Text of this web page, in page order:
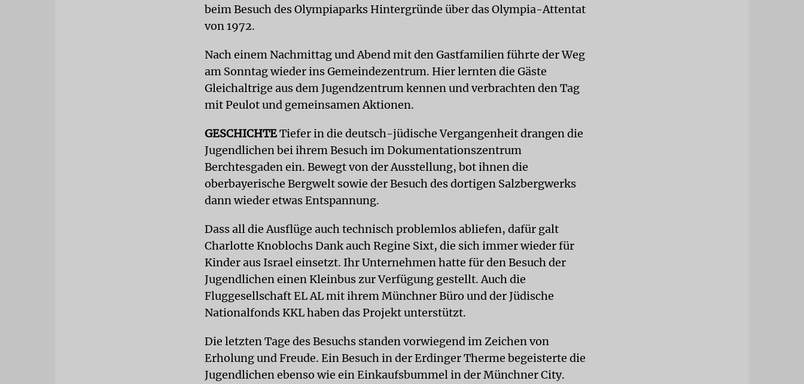
beim Besuch des Olympiaparks Hintergründe über das Olympia-Attentat
von 1972.
Nach einem Nachmittag und Abend mit den Gastfamilien führte der Weg
am Sonntag wieder ins Gemeindezentrum. Hier lernten die Gäste
Gleichaltrige aus dem Jugendzentrum kennen und verbrachten den Tag
mit Peulot und gemeinsamen Aktionen.
GESCHICHTETiefer in die deutsch-jüdische Vergangenheit drangen die
Jugendlichen bei ihrem Besuch im Dokumentationszentrum
Berchtesgaden ein. Bewegt von der Ausstellung, bot ihnen die
oberbayerische Bergwelt sowie der Besuch des dortigen Salzbergwerks
dann wieder etwas Entspannung.
Dass all die Ausflüge auch technisch problemlos abliefen, dafür galt
Charlotte Knoblochs Dank auch Regine Sixt, die sich immer wieder für
Kinder aus Israel einsetzt. Ihr Unternehmen hatte für den Besuch der
Jugendlichen einen Kleinbus zur Verfügung gestellt. Auch die
Fluggesellschaft EL AL mit ihrem Münchner Büro und der Jüdische
Nationalfonds KKL haben das Projekt unterstützt.
Die letzten Tage des Besuchs standen vorwiegend im Zeichen von
Erholung und Freude. Ein Besuch in der Erdinger Therme begeisterte die
Jugendlichen ebenso wie ein Einkaufsbummel in der Münchner City.